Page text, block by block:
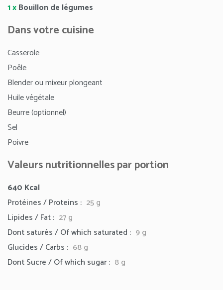
1 xBouillon de légumes
Dans votre cuisine
Casserole
Poêle
Blender ou mixeur plongeant
Huile végétale
Beurre (optionnel)
Sel
Poivre
Valeurs nutritionnelles par portion
640 Kcal
Protéines / Proteins : 25 g
Lipides / Fat : 27g
Dont saturés / Of which saturated : 9 g
Glucides / Carbs : 68 g
Dont Sucre / Of which sugar : 8 g